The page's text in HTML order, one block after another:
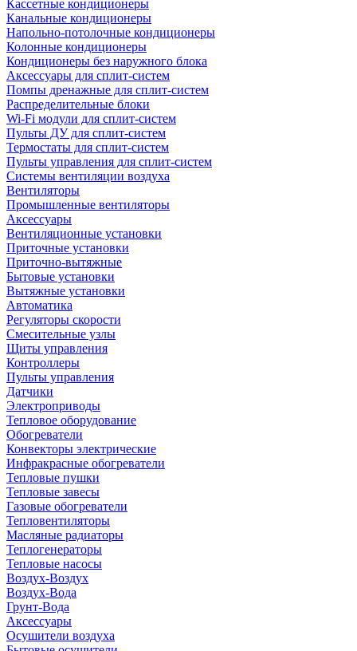
Кассетные кондиционеры
Канальные кондиционеры
Напольно-потолочные кондиционеры
Колонные кондиционеры
Кондиционеры без наружного блока
Аксессуары для сплит-систем
Помпы дренажные для сплит-систем
Распределительные блоки
Wi-Fi модули для сплит-систем
Пульты ДУ для сплит-систем
Термостаты для сплит-систем
Пульты управления для сплит-систем
Системы вентиляции воздуха
Вентиляторы
Промышленные вентиляторы
Аксессуары
Вентиляционные установки
Приточные установки
Приточно-вытяжные
Бытовые установки
Вытяжные установки
Автоматика
Регуляторы скорости
Смесительные узлы
Щиты управления
Контроллеры
Пульты управления
Датчики
Электроприводы
Тепловое оборудование
Обогреватели
Конвекторы электрические
Инфракрасные обогреватели
Тепловые пушки
Тепловые завесы
Газовые обогреватели
Тепловентиляторы
Масляные радиаторы
Теплогенераторы
Тепловые насосы
Воздух-Воздух
Воздух-Вода
Грунт-Вода
Аксессуары
Осушители воздуха